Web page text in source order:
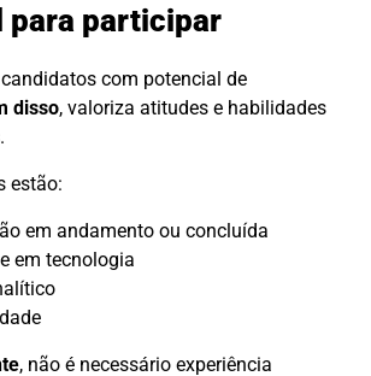
para participar
com potencial de
disso, valoriza atitudes e habilidades
estão:
em andamento ou concluída
em tecnologia
, não é necessário experiência